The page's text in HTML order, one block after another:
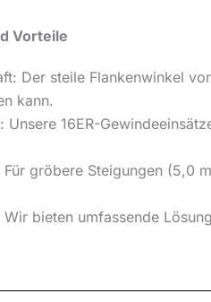
Vorteile
Der steile Flankenwinkel
kann.
Unsere 16ER-
gröbere Steigungen (5,0
bieten umfassende